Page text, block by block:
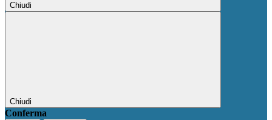
Chiudi
Chiudi
Conferma